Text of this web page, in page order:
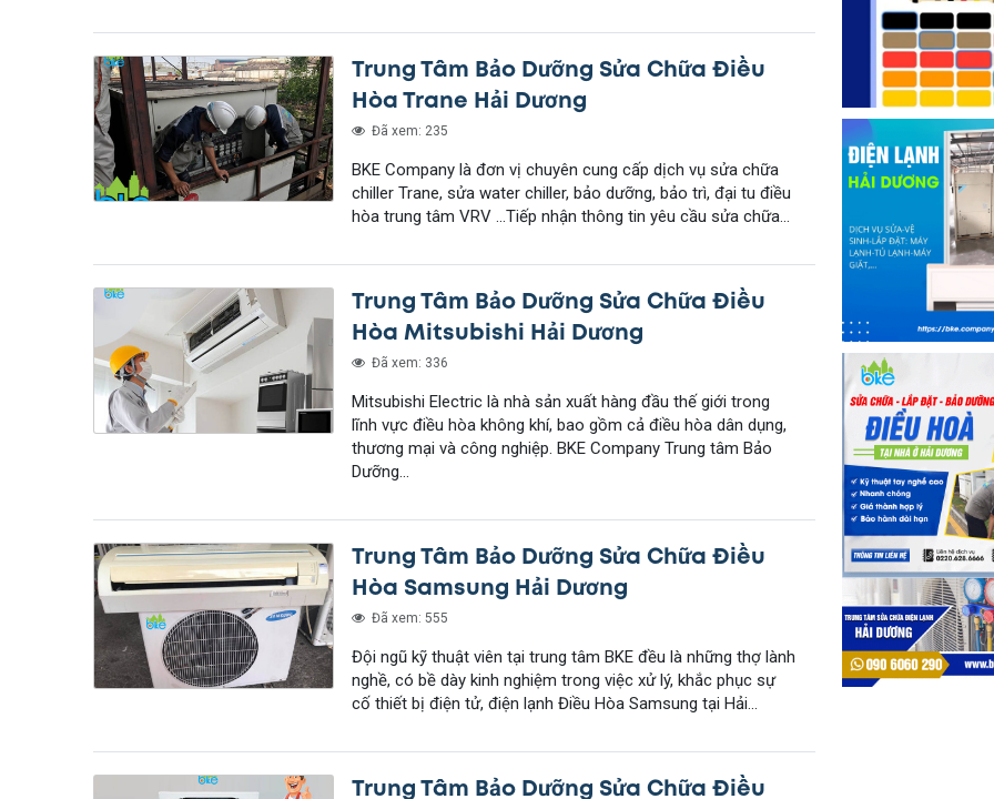
Trung Tâm Bảo Dưỡng Sửa Chữa Điều
Hòa Trane Hải Dương
Đã xem: 235
BKE Company là đơn vị chuyên cung cấp dịch vụ sửa chữa
chiller Trane, sửa water chiller, bảo dưỡng, bảo trì, đại tu điều
hòa trung tâm VRV ...Tiếp nhận thông tin yêu cầu sửa chữa...
Trung Tâm Bảo Dưỡng Sửa Chữa Điều
Hòa Mitsubishi Hải Dương
Đã xem: 336
Mitsubishi Electric là nhà sản xuất hàng đầu thế giới trong
lĩnh vực điều hòa không khí, bao gồm cả điều hòa dân dụng,
thương mại và công nghiệp. BKE Company Trung tâm Bảo
Dưỡng...
Trung Tâm Bảo Dưỡng Sửa Chữa Điều
Hòa Samsung Hải Dương
Đã xem: 555
Đội ngũ kỹ thuật viên tại trung tâm BKE đều là những thợ lành
nghề, có bề dày kinh nghiệm trong việc xử lý, khắc phục sự
cố thiết bị điện tử, điện lạnh Điều Hòa Samsung tại Hải...
Trung Tâm Bảo Dưỡng Sửa Chữa Điều